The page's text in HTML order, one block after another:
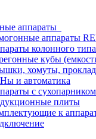
аппараты
аппараты
колонного
кубы
хомуты,
и автоматика
с сухопарником
плиты
к